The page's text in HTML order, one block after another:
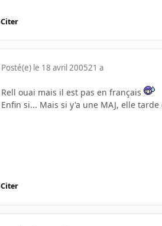
Citer
Posté(e) le 18 avril 200521 a
Rell ouai mais il est pas en français
Enfin si... Mais si y'a une MAJ, elle
Citer